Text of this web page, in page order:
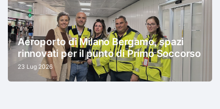
Aeroporto di Milano Bergamo, spazi
rinnovati per il punto di Primo Soccorso
23 Lug 2026